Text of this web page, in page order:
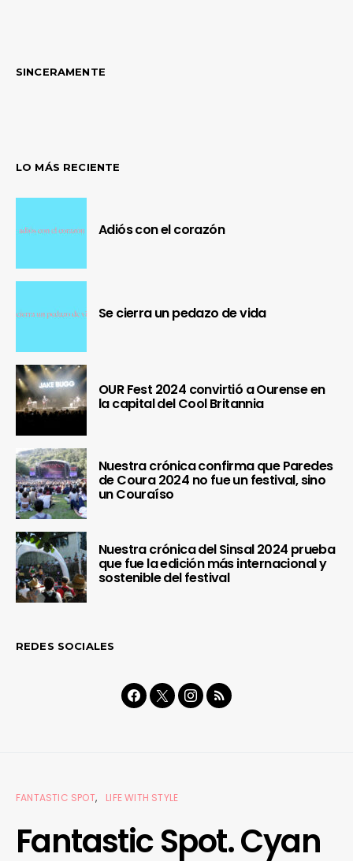
SINCERAMENTE
LO MÁS RECIENTE
Adiós con el corazón
Se cierra un pedazo de vida
OUR Fest 2024 convirtió a Ourense en
la capital del Cool Britannia
Nuestra crónica confirma que Paredes
de Coura 2024 no fue un festival, sino
un Couraíso
Nuestra crónica del Sinsal 2024 prueba
que fue la edición más internacional y
sostenible del festival
REDES SOCIALES
FANTASTIC SPOT LIFE WITH STYLE
Fantastic Spot. Cyan